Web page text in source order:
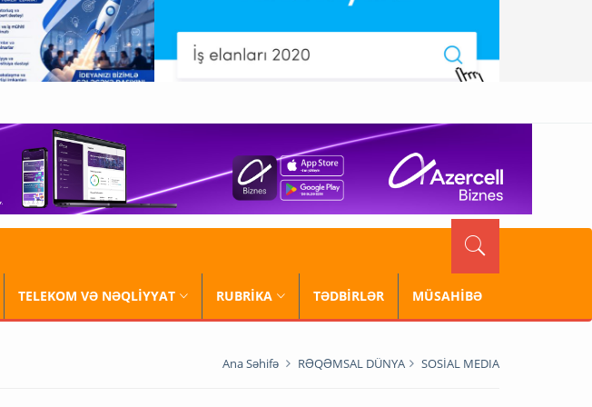
TELEKOM VƏ NƏQLİYYAT RUBRİKA TƏDBİRLƏR MÜSAHİBƏ
Ana Səhifə RƏQƏMSAL DÜNYA SOSİAL MEDIA